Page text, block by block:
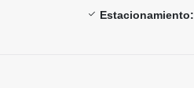
Estacionamiento: